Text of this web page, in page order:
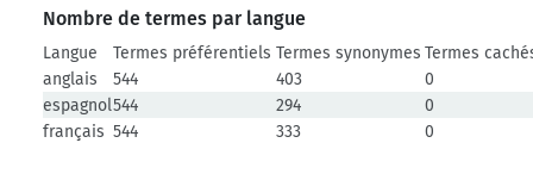
Nombre de termes par langue
Langue Termes préférentiels Termes synonymes Termes
anglais
544 403
0
espagnol544 294
0
français 544 333 0